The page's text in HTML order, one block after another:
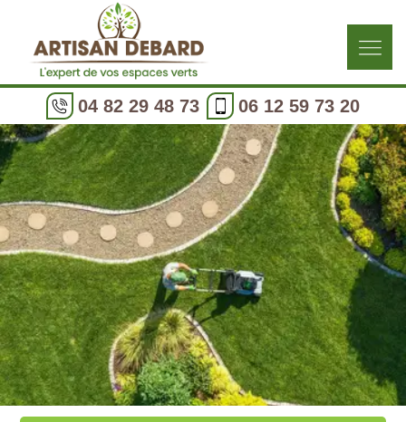
04 82 29 48 73 06 12 59 73 20